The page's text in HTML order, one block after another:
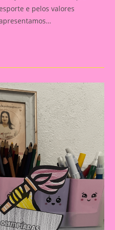
e pelos valores